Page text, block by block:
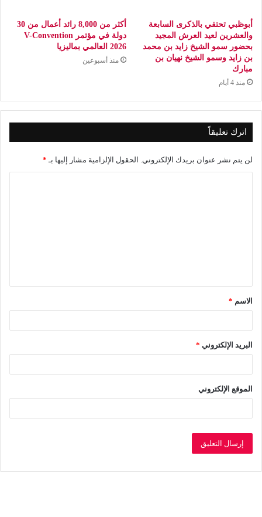
أبوظبي تحتفي بالذكرى السابعة
والعشرين لعيد العرش المجيد
بحضور سمو الشيخ زايد بن محمد
بن زايد وسمو الشيخ نهيان بن
مبارك
منذ 4 أيام
أكثر من 8,000 رائد أعمال من 30
دولة في مؤتمر V-Convention
2026 العالمي بماليزيا
منذ أسبوعين
اترك تعليقاً
لن يتم نشر عنوان بريدك الإلكتروني. الحقول الإلزامية مشار إليها بـ *
ق
*الاسم *
البريد الإلكتروني *
الموقع الإلكتروني